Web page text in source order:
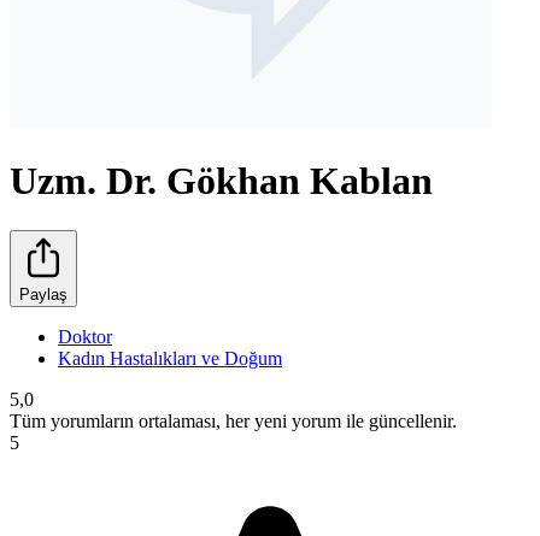
Uzm. Dr. Gökhan Kablan
Paylaş
Doktor
Kadın Hastalıkları ve Doğum
5,0
Tüm yorumların ortalaması, her yeni yorum ile güncellenir.
5